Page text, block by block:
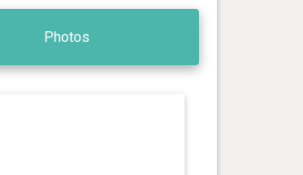
Photos